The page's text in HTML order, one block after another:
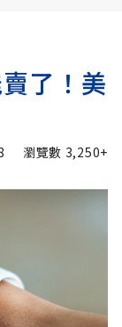
了！美
瀏覽數 3,250+